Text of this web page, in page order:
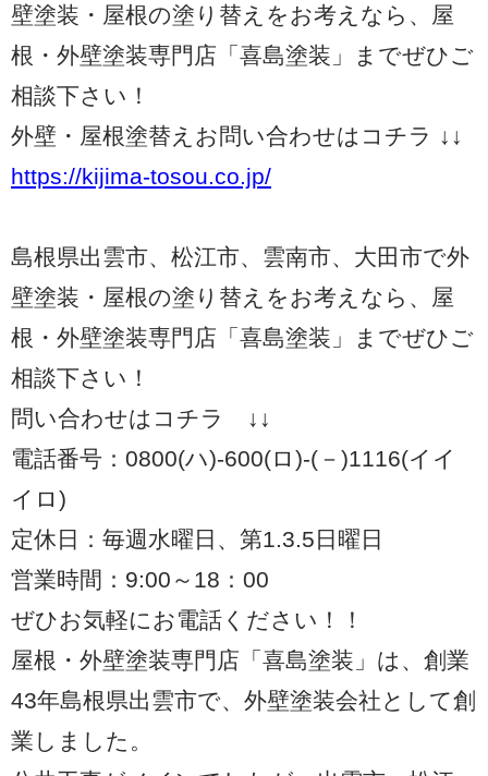
壁塗装・屋根の塗り替えをお考えなら、屋
根・外壁塗装専門店「喜島塗装」までぜひご
相談下さい！
外壁・屋根塗替えお問い合わせはコチラ ↓↓
https://kijima-tosou.co.jp/
島根県出雲市、松江市、雲南市、大田市で外
壁塗装・屋根の塗り替えをお考えなら、屋
根・外壁塗装専門店「喜島塗装」までぜひご
相談下さい！
問い合わせはコチラ ↓↓
電話番号：0800(ハ)-600(ロ)-(－)1116(イイ
イロ)
定休日：毎週水曜日、第1.3.5日曜日
営業時間：9:00～18：00
ぜひお気軽にお電話ください！！
屋根・外壁塗装専門店「喜島塗装」は、創業
43年島根県出雲市で、外壁塗装会社として創
業しました。